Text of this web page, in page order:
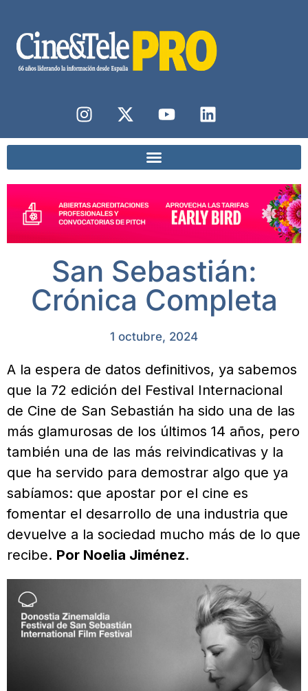
San Sebastián:
Crónica Completa
1 octubre, 2024
A la espera de datos definitivos, ya sabemos
que la 72 edición del Festival Internacional
de Cine de San Sebastián ha sido una de las
más glamurosas de los últimos 14 años, pero
también una de las más reivindicativas y la
que ha servido para demostrar algo que ya
sabíamos: que apostar por el cine es
fomentar el desarrollo de una industria que
devuelve a la sociedad mucho más de lo que
recibe. Por Noelia Jiménez.